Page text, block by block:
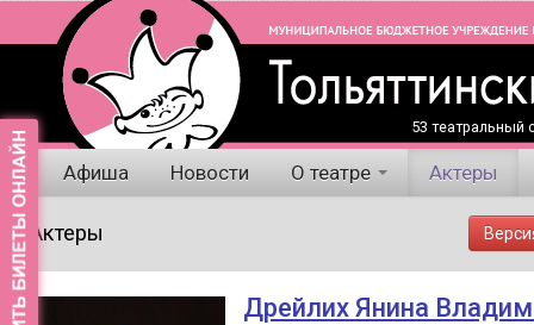
53 театральный
Афиша Новости О театре Актеры
Актеры
Дрейлих Янина